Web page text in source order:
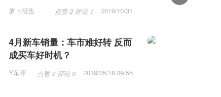
萝卜报告 点赞 2 评论 1
2019/10/31
4月新车销量：车市难好转 反而
成买车好时机？
Y车评 点赞 2 评论 0 2019/05/18 09:55